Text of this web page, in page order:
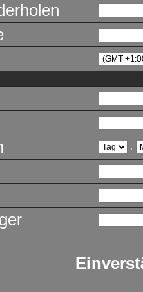
.